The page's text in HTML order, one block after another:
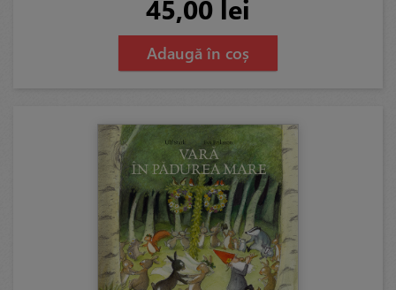
45,00 lei
Adaugă în coș